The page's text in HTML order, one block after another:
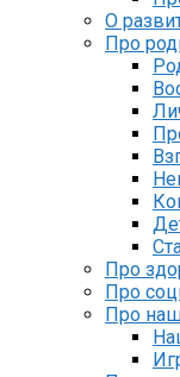
О
Про
Про
Про
Про